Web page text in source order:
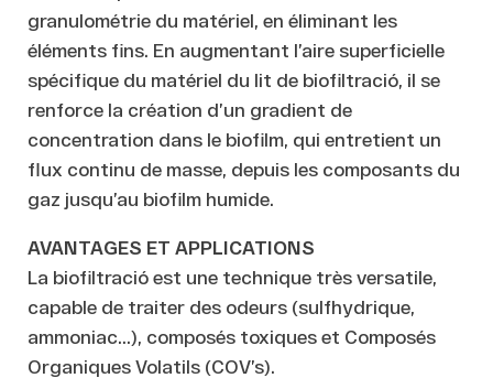
granulométrie du matériel, en éliminant les
éléments fins. En augmentant l’aire superficielle
spécifique du matériel du lit de biofiltració, il se
renforce la création d’un gradient de
concentration dans le biofilm, qui entretient un
flux continu de masse, depuis les composants du
gaz jusqu’au biofilm humide.
AVANTAGES ET APPLICATIONS
La biofiltració est une technique très versatile,
capable de traiter des odeurs (sulfhydrique,
ammoniac…), composés toxiques et Composés
Organiques Volatils (COV’s).